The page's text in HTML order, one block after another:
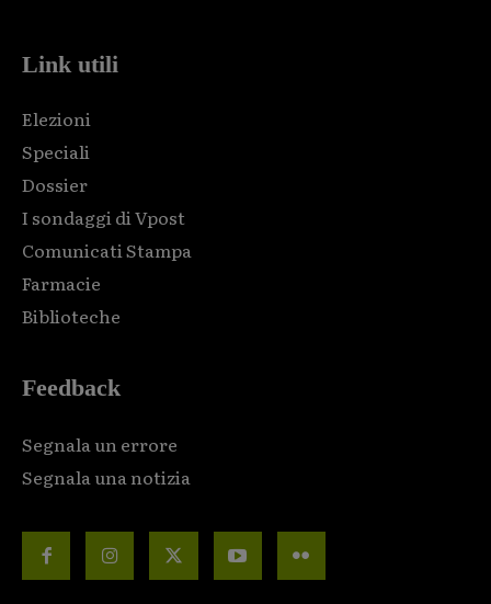
Link utili
Elezioni
Speciali
Dossier
I sondaggi di Vpost
Comunicati Stampa
Farmacie
Biblioteche
Feedback
Segnala un errore
Segnala una notizia